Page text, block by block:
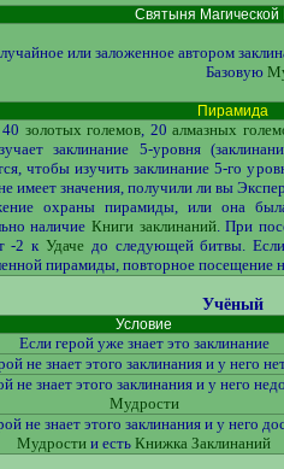
Святыня
или заложенное автором
Базовую
Пирамида
золотых големов, 20 алмазных
заклинание 5-уровня
чтобы изучить заклинание 5-го
имеет значения, получили ли вы
охраны пирамиды, или она
наличие Книги заклинаний. При
-2 к Удачедо следующей битвы.
пирамиды, повторное посещение
Учёный
Условие
Если герой уже знает это заклинание
не знает этого заклинания и у него
не знает этого заклинания и у него
Мудрости
не знает этого заклинания и у него
Мудрости и есть Книжка Заклинаний